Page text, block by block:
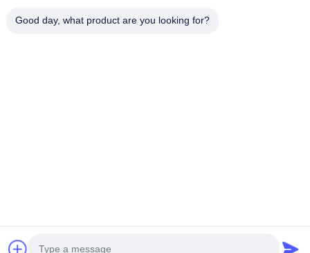
Good day, what product are you looking for?